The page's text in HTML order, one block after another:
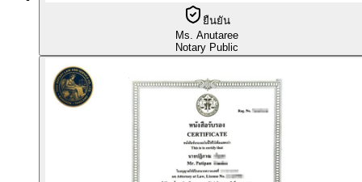
ยืนยัน
Ms. Anutaree
Notary Public